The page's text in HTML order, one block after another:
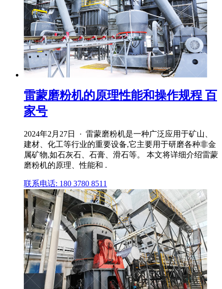
雷蒙磨粉机的原理性能和操作规程 百
家号
2024年2月27日 · 雷蒙磨粉机是一种广泛应用于矿山、
建材、化工等行业的重要设备,它主要用于研磨各种非金
属矿物,如石灰石、石膏、滑石等。 本文将详细介绍雷蒙
磨粉机的原理、性能和 .
联系电话: 180 3780 8511